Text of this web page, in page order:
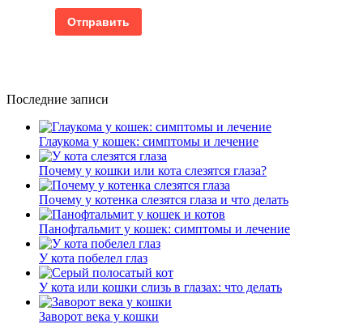
Последние записи
Глаукома у кошек: симптомы и лечение
Почему у кошки или кота слезятся глаза?
Почему у котенка слезятся глаза и что делать
Панофтальмит у кошек: симптомы и лечение
У кота побелел глаз
У кота или кошки слизь в глазах: что делать
Заворот века у кошки